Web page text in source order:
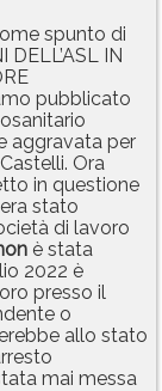
spunto di
IN
pubblicato
aggravata per
Ora
in questione
stato
di lavoro
è stata
2022 è
presso il
o
allo stato
mai messa